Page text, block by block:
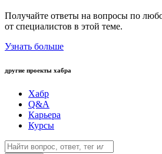
Получайте ответы на вопросы по
от специалистов в этой теме.
Узнать больше
другие проекты хабра
Хабр
Q&A
Карьера
Курсы